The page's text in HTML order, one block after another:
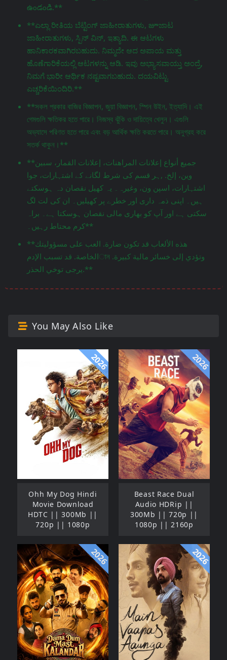
ఉండండి.**
**ಎಲ್ಲಾ ರೀತಿಯ ಬೆಟ್ಟಿಂಗ್ ಜಾಹೀರಾತುಗಳು, జూಜಾಟ
ಜಾಹೀರಾತುಗಳು, ಸ್ಪಿನ್ ವಿನ್, ಇತ್ಯಾದಿ. ಈ ಆಟಗಳು
ಹಾನಿಕಾರಕವಾಗಿರಬಹುದು. ನಿಮ್ಮದೇ ಆದ ಅಪಾಯ ಮತ್ತು
ಹೊಣೆಗಾರಿಕೆಯಲ್ಲಿ ಆಟಗಳನ್ನು ಆಡಿ. ಇವು ಅಭ್ಯಾಸವಾಯ್ತು ಅಂದ್ರೆ,
ನಿಮಗೆ ಭಾರೀ ಆರ್ಥಿಕ ನಷ್ಟವಾಗಬಹುದು. ದಯವಿಟ್ಟು
ಎಚ್ಚರಿಕೆಯಿಂದಿರಿ.**
**সকল প্রকার বাজির বিজ্ঞাপন, জুয়া বিজ্ঞাপন, স্পিন উইন, ইত্যাদি। এই
গেমগুলি ক্ষতিকর হতে পারে। নিজস্ব ঝুঁকি ও দায়িত্বে খেলুন। এগুলি
অভ্যাসে পরিণত হতে পারে এবং বড় আর্থিক ক্ষতি করতে পারে। অনুগ্রহ করে
সতর্ক থাকুন।**
**جميع أنواع إعلانات المراهنات، إعلانات القمار، سبين
وين، إلخ. ,ہر قسم کی شرط لگانے کے اشتہارات، جوا
اشتہارات، اسپن ون، وغیرہ۔ یہ کھیل نقصان دہ ہوسکتے
ہیں۔ اپنی ذمہ داری اور خطرے پر کھیلیں۔ ان کی لت لگ
سکتی ہے اور آپ کو بھاری مالی نقصان ہوسکتا ہے۔ براہ
کرم محتاط رہیں۔**
**هذه الألعاب قد تكون ضارة. العب على مسؤوليتك
الخاصة. قد تسبب الإدمান وتؤدي إلى خسائر مالية كبيرة.
يرجى توخي الحذر.**
You May Also Like
2026
Ohh My Dog Hindi
Movie Download
HDTC || 300Mb ||
720p || 1080p
2026
Beast Race Dual
Audio HDRip ||
300Mb || 720p ||
1080p || 2160p
2026 2026